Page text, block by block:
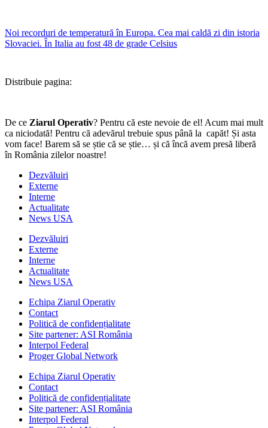
Noi recorduri de temperatură în Europa. Cea mai caldă zi din istoria
Slovaciei. În Italia au fost 48 de grade Celsius
Distribuie pagina:
De ce Ziarul Operativ? Pentru că este nevoie de el! Acum mai mult
ca niciodată! Pentru că adevărul trebuie spus până la capăt! Și asta
vom face! Barem să se știe că se știe… și că încă avem presă liberă
în România zilelor noastre!
Dezvăluiri
Externe
Interne
Actualitate
News USA
Dezvăluiri
Externe
Interne
Actualitate
News USA
Echipa Ziarul Operativ
Contact
Politică de confidențialitate
Site partener: ASI România
Interpol Federal
Proger Global Network
Echipa Ziarul Operativ
Contact
Politică de confidențialitate
Site partener: ASI România
Interpol Federal